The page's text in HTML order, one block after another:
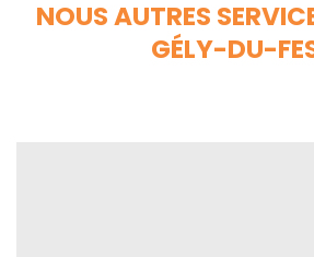
NOUS AUTRES
GÉLY-DU-